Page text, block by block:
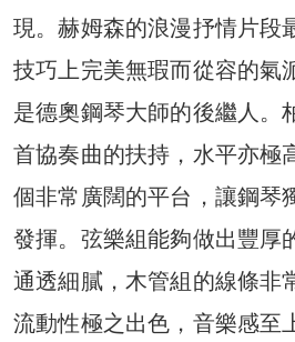
現。赫姆森的浪漫抒情片段
技巧上完美無瑕而從容的氣
是德奧鋼琴大師的後繼人。
首協奏曲的扶持，水平亦極
個非常廣闊的平台，讓鋼琴
發揮。弦樂組能夠做出豐厚
通透細膩，木管組的線條非
流動性極之出色，音樂感至